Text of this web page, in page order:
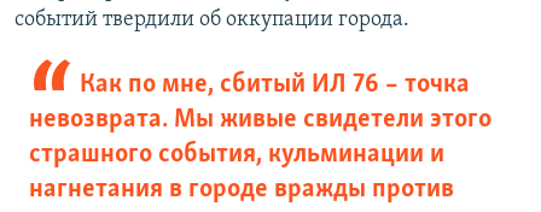
событий твердили об оккупации города.
Как по мне, сбитый ИЛ 76 – точка
невозврата. Мы живые свидетели этого
страшного события, кульминации и
нагнетания в городе вражды против